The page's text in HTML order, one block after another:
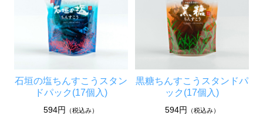
石垣の塩ちんすこうスタン
ドパック(17個入)
594円 （税込み）
黒糖ちんすこうスタンドパ
ック(17個入)
594円 （税込み）